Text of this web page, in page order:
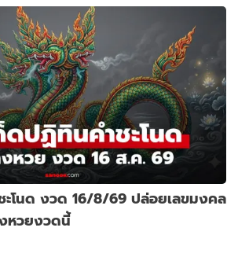
ะโนด งวด 16/8/69 ปล่อยเลขมงคล
หวยงวดนี้